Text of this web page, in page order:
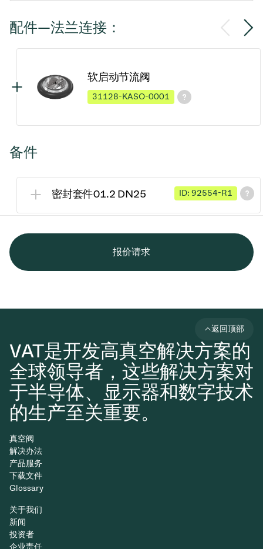
配件—法兰连接：
软启动节流阀
31128-KASO-0001
备件
密封套件01.2 DN25 ID: 92554-R1
报价请求
VAT是开发高真空解决方案的
全球领导者，这些解决方案对
于半导体、显示器和数字技术
的生产至关重要。
返回顶部
真空阀
解决办法
产品服务
下载文件
Glossary
关于我们
新闻
投资者
企业责任